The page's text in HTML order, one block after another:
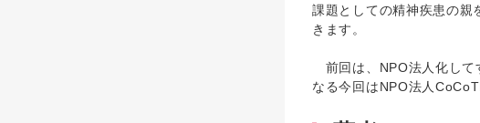
課題としての精神疾患の親
きます。
前回は、NPO法人化して
なる今回はNPO法人